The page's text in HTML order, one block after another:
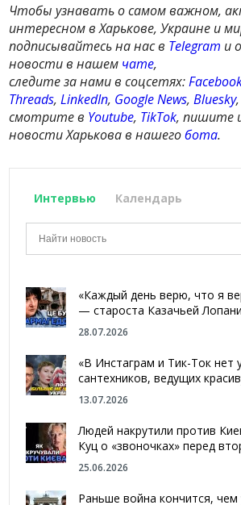
Чтобы узнавать о самом важном,
интересном в Харькове, Украине и
подписывайтесь на нас в Telegram и
новости в нашем чате,
следите за нами в соцсетях:
Threads,LinkedIn, Google News,Bluesky,
смотрите в Youtube, TikTok, пишите
новости Харькова в нашегобота.
Интервью Календарь
«Каждый день верю, что я
— староста Казачьей
28.07.2026
«В Инстаграм и Тик-Ток нет
сантехников, ведущих
13.07.2026
Людей накрутили против
Куц о «звоночках» перед
25.06.2026
Раньше война кончится, чем